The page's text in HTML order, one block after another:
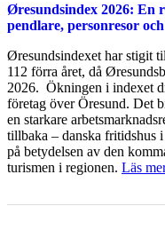
Øresundsindex 2026: En
pendlare, personresor
Øresundsindexet har stigit
112 förra året, då
2026. Ökningen i indexet
företag över Öresund. Det
en starkare
tillbaka – danska fritidshus
på betydelsen av den
turismen i regionen. Läs